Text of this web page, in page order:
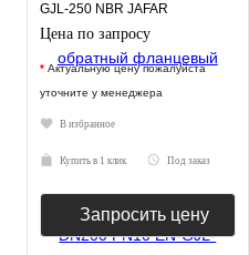
GJL-250 NBR JAFAR
Цена по запросу
* Актуальную цену пожалуйста
уточните у менеджера
В избранное
Купить в 1 клик Под заказ
Запросить цену